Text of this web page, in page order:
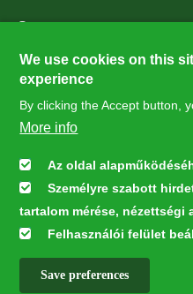
Supporters
27224
Hírlevél feliratkozás
Feliratkozás
We use cookies on this
experience
By clicking the Accept button,
More info
Az oldal
Személyre szabott
tartalom mérése, nézettségi
Felhasználói felület
Save preferences